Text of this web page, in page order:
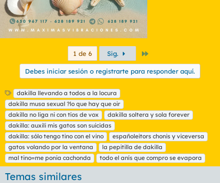
1 de 6 Sig.
Debes iniciar sesión o registrarte para responder aquí.
E
t
i
q
u
e
t
a
s
dakilla llevando a todos a la locura
dakilla musa sexual ?lo que hay que oir
dakilla no liga ni con tíos de vox
dakilla soltera y sola forever
dakilla: auxili mis gatos son suicidas
dakilla: sólo tengo tino con el vino
españoleitors chonis y viceversa
gatos volando por la ventana
la pepitilla de dakilla
mal tino=me ponia cachonda
todo el anís que compro se evapora
Temas similares